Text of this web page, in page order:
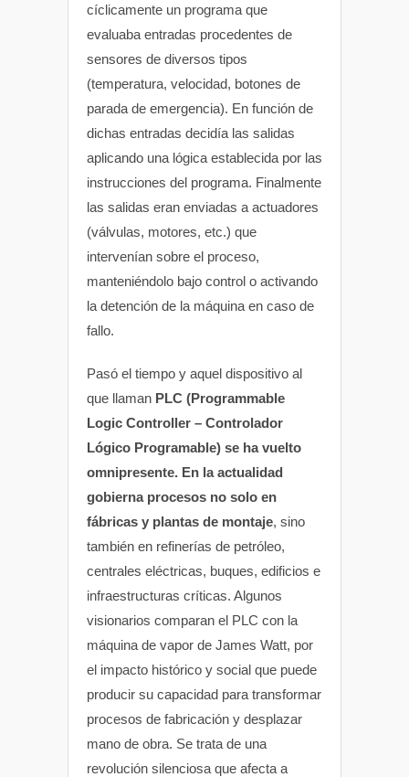
cíclicamente un programa que
evaluaba entradas procedentes de
sensores de diversos tipos
(temperatura, velocidad, botones de
parada de emergencia). En función de
dichas entradas decidía las salidas
aplicando una lógica establecida por las
instrucciones del programa. Finalmente
las salidas eran enviadas a actuadores
(válvulas, motores, etc.) que
intervenían sobre el proceso,
manteniéndolo bajo control o activando
la detención de la máquina en caso de
fallo.
Pasó el tiempo y aquel dispositivo al
que llaman PLC (Programmable
Logic Controller – Controlador
Lógico Programable) se ha vuelto
omnipresente. En la actualidad
gobierna procesos no solo en
fábricas y plantas de montaje, sino
también en refinerías de petróleo,
centrales eléctricas, buques, edificios e
infraestructuras críticas. Algunos
visionarios comparan el PLC con la
máquina de vapor de James Watt, por
el impacto histórico y social que puede
producir su capacidad para transformar
procesos de fabricación y desplazar
mano de obra. Se trata de una
revolución silenciosa que afecta a